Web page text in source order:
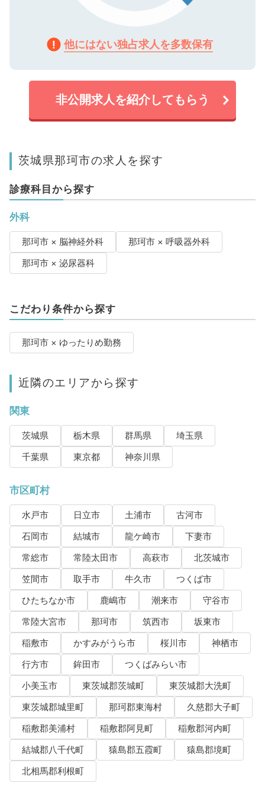
他にはない独占求人を多数保有
非公開求人を紹介してもらう
茨城県那珂市の求人を探す
診療科目から探す
外科
那珂市 × 脳神経外科
那珂市 × 呼吸器外科
那珂市 × 泌尿器科
こだわり条件から探す
那珂市 × ゆったりめ勤務
近隣のエリアから探す
関東
茨城県 栃木県 群馬県
埼玉県
千葉県
東京都 神奈川県
市区町村
水戸市 日立市 土浦市
古河市
石岡市
結城市 龍ケ崎市
下妻市
常総市
常陸太田市 高萩市
北茨城市
笠間市
取手市 牛久市
つくば市
ひたちなか市
鹿嶋市 潮来市
守谷市
常陸大宮市
那珂市 筑西市
坂東市
稲敷市
かすみがうら市 桜川市
神栖市
行方市
鉾田市
つくばみらい市
小美玉市
東茨城郡茨城町
東茨城郡大洗町
東茨城郡城里町
那珂郡東海村
久慈郡大子町
稲敷郡美浦村
稲敷郡阿見町
稲敷郡河内町
結城郡八千代町
猿島郡五霞町
猿島郡境町
北相馬郡利根町